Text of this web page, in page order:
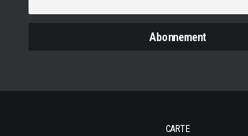
CARTE